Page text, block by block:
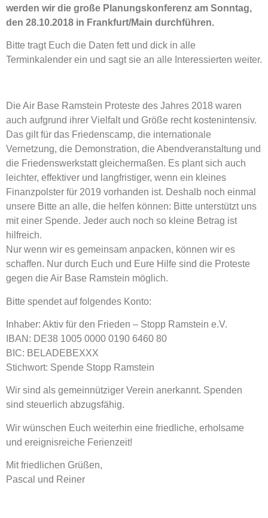
werden wir die große Planungskonferenz am Sonntag,
den 28.10.2018 in Frankfurt/Main durchführen.
Bitte tragt Euch die Daten fett und dick in alle
Terminkalender ein und sagt sie an alle Interessierten weiter.
Die Air Base Ramstein Proteste des Jahres 2018 waren
auch aufgrund ihrer Vielfalt und Größe recht kostenintensiv.
Das gilt für das Friedenscamp, die internationale
Vernetzung, die Demonstration, die Abendveranstaltung und
die Friedenswerkstatt gleichermaßen. Es plant sich auch
leichter, effektiver und langfristiger, wenn ein kleines
Finanzpolster für 2019 vorhanden ist. Deshalb noch einmal
unsere Bitte an alle, die helfen können: Bitte unterstützt uns
mit einer Spende. Jeder auch noch so kleine Betrag ist
hilfreich.
Nur wenn wir es gemeinsam anpacken, können wir es
schaffen. Nur durch Euch und Eure Hilfe sind die Proteste
gegen die Air Base Ramstein möglich.
Bitte spendet auf folgendes Konto:
Inhaber: Aktiv für den Frieden – Stopp Ramstein e.V.
IBAN: DE38 1005 0000 0190 6460 80
BIC: BELADEBEXXX
Stichwort: Spende Stopp Ramstein
Wir sind als gemeinnütziger Verein anerkannt. Spenden
sind steuerlich abzugsfähig.
Wir wünschen Euch weiterhin eine friedliche, erholsame
und ereignisreiche Ferienzeit!
Mit friedlichen Grüßen,
Pascal und Reiner